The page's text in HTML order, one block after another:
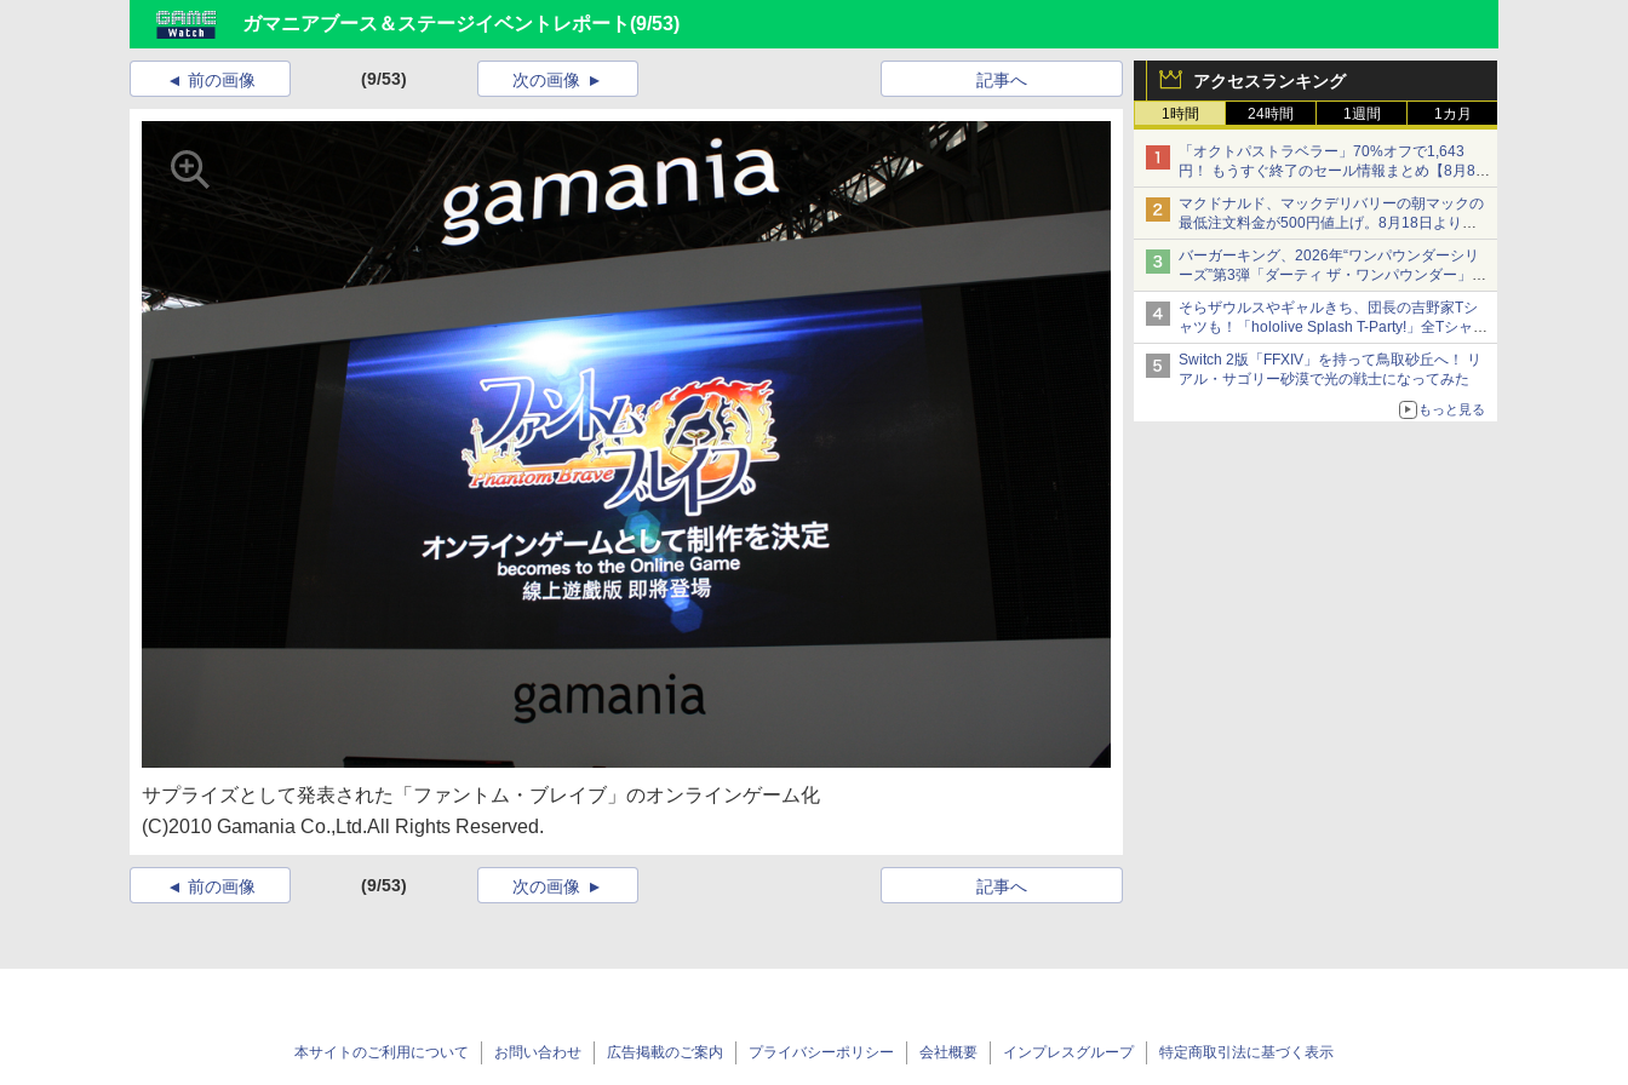
ガマニアブース＆ステージイベントレポート(9/53)
アクセスランキング
1時間 24時間 1週間 1カ月
「オクトパストラベラー」70%オフで1,643
円！ もうすぐ終了のセール情報まとめ【8月8日
更新】
ニンテンドーeショップでは「大神 絶景版」が
67%オフで990円
マクドナルド、マックデリバリーの朝マックの
最低注文料金が500円値上げ。8月18日より
1,500円から受付
バーガーキング、2026年“ワンパウンダーシリ
ーズ”第3弾「ダーティ ザ・ワンパウンダー」を
8月7日発売
「特製ガーリックマヨソース」を使用した超大
型チーズバーガー
そらザウルスやギャルきち、団長の吉野家Tシ
ャツも！「hololive Splash T-Party!」全Tシャツ
ラインナップ公開＆オンライン販売開始
Switch 2版「FFXIV」を持って鳥取砂丘へ！ リ
アル・サゴリー砂漠で光の戦士になってみた
もっと見る
前の画像 (9/53) 記事へ
次の画像
サプライズとして発表された「ファントム・ブレイブ」のオンラインゲーム化
(C)2010 Gamania Co.,Ltd.All Rights Reserved.
前の画像 (9/53) 記事へ
次の画像
本サイトのご利用について お問い合わせ 広告掲載のご案内 プライバシーポリシー 会社概要 インプレスグループ 特定商取引法に基づく表示